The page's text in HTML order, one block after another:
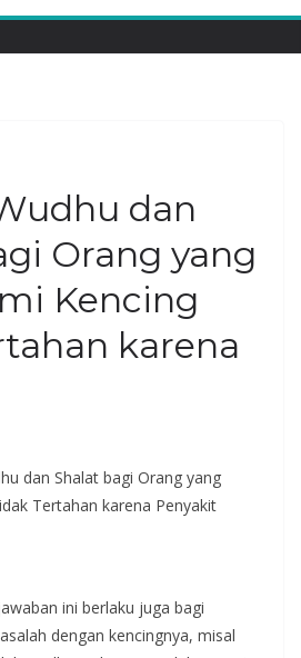
dan
Orang yang
Kencing
karena
dan Shalat bagi Orang yang
Tertahan karena Penyakit
ini berlaku juga bagi
dengan kencingnya, misal